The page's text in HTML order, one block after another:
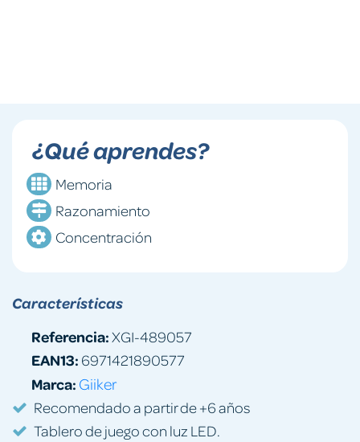
¿Qué aprendes?
Memoria
Razonamiento
Concentración
Características
Referencia:XGI-489057
EAN13: 6971421890577
Marca: Giiker
Recomendado a partir de +6 años
Tablero de juego con luz LED.